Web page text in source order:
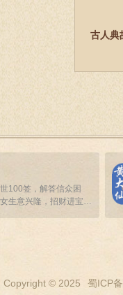
古人典
100签，解答信众困
生意兴隆，招财进宝，
Copyright © 2025
蜀ICP